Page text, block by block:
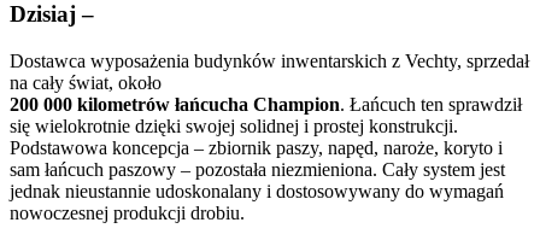
Dzisiaj –
Dostawca wyposażenia budynków inwentarskich z Vechty, sprzedał
na cały świat, około
200 000 kilometrów łańcucha Champion. Łańcuch ten sprawdził
się wielokrotnie dzięki swojej solidnej i prostej konstrukcji.
Podstawowa koncepcja – zbiornik paszy, napęd, naroże, koryto i
sam łańcuch paszowy – pozostała niezmieniona. Cały system jest
jednak nieustannie udoskonalany i dostosowywany do wymagań
nowoczesnej produkcji drobiu.